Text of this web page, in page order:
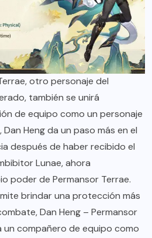
otro personaje del
también se unirá
de equipo como un personaje
Dan Heng da un paso más en el
después de haber recibido el
Lunae, ahora
poder de Permansor Terrae.
brindar una protección más
Dan Heng – Permansor
un compañero de equipo como